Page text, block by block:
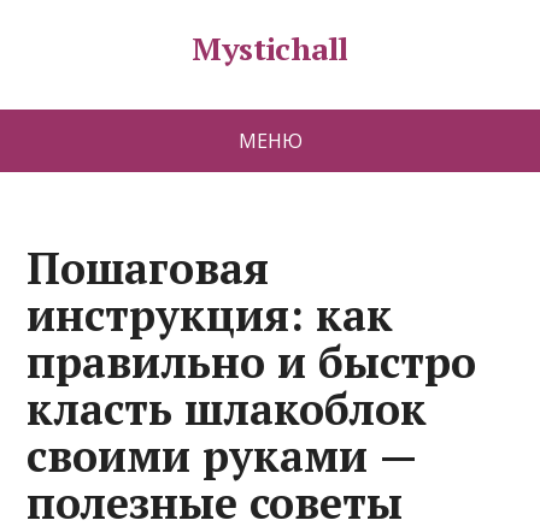
Mystichall
МЕНЮ
Пошаговая
инструкция: как
правильно и быстро
класть шлакоблок
своими руками —
полезные советы